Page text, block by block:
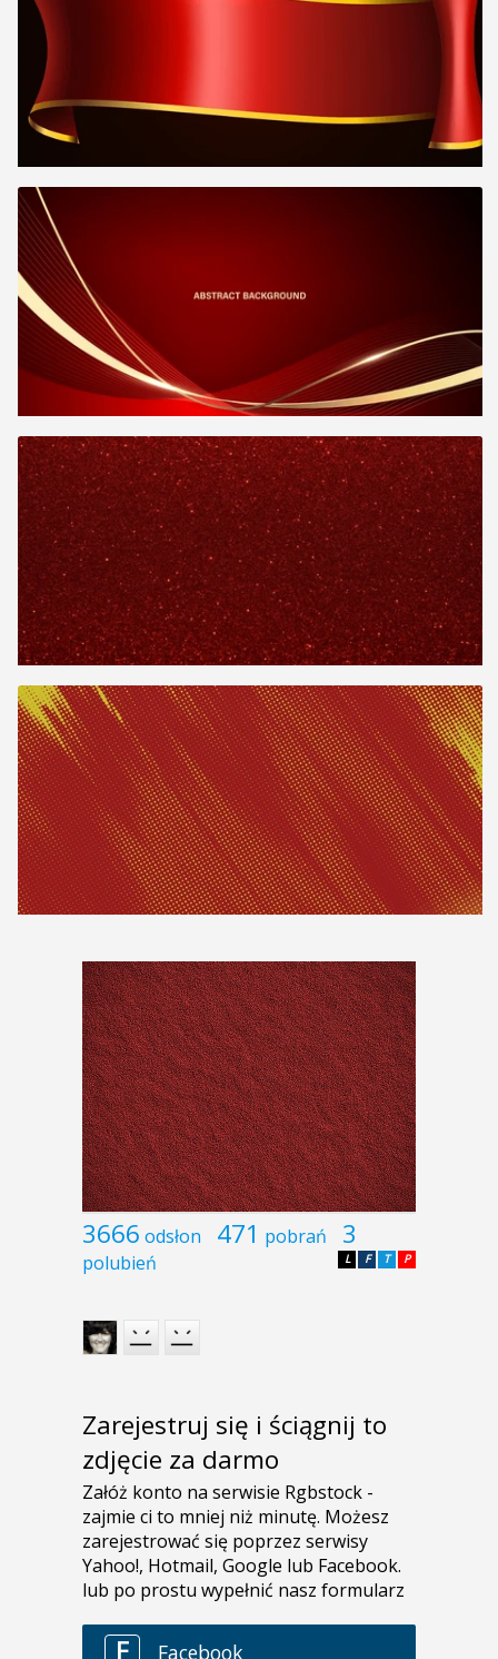
3666 odsłon 471 pobrań 3
polubień P
T
F
L
Zarejestruj się i ściągnij to
zdjęcie za darmo